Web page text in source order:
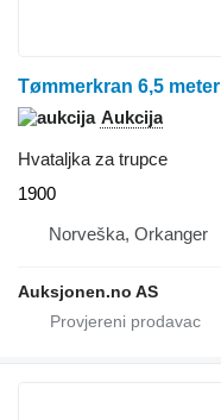
Tømmerkran 6,5 meter
Aukcija
Hvataljka za trupce
1900
Norveška, Orkanger
Auksjonen.no AS